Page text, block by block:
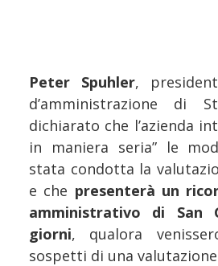
Peter Spuhler,
d’amministrazione di
dichiarato che l’azienda
in maniera seria” le
stata condotta la
e che presenterà un
amministrativo di San
giorni, qualora
sospetti di una